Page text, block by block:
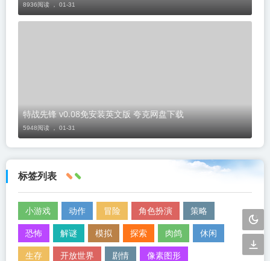
8936阅读 ， 01-31
特战先锋 v0.08免安装英文版 夸克网盘下载
5948阅读 ， 01-31
标签列表
小游戏 动作 冒险 角色扮演
策略
恐怖
解谜 模拟 探索 肉鸽
休闲
生存
开放世界 剧情 像素图形